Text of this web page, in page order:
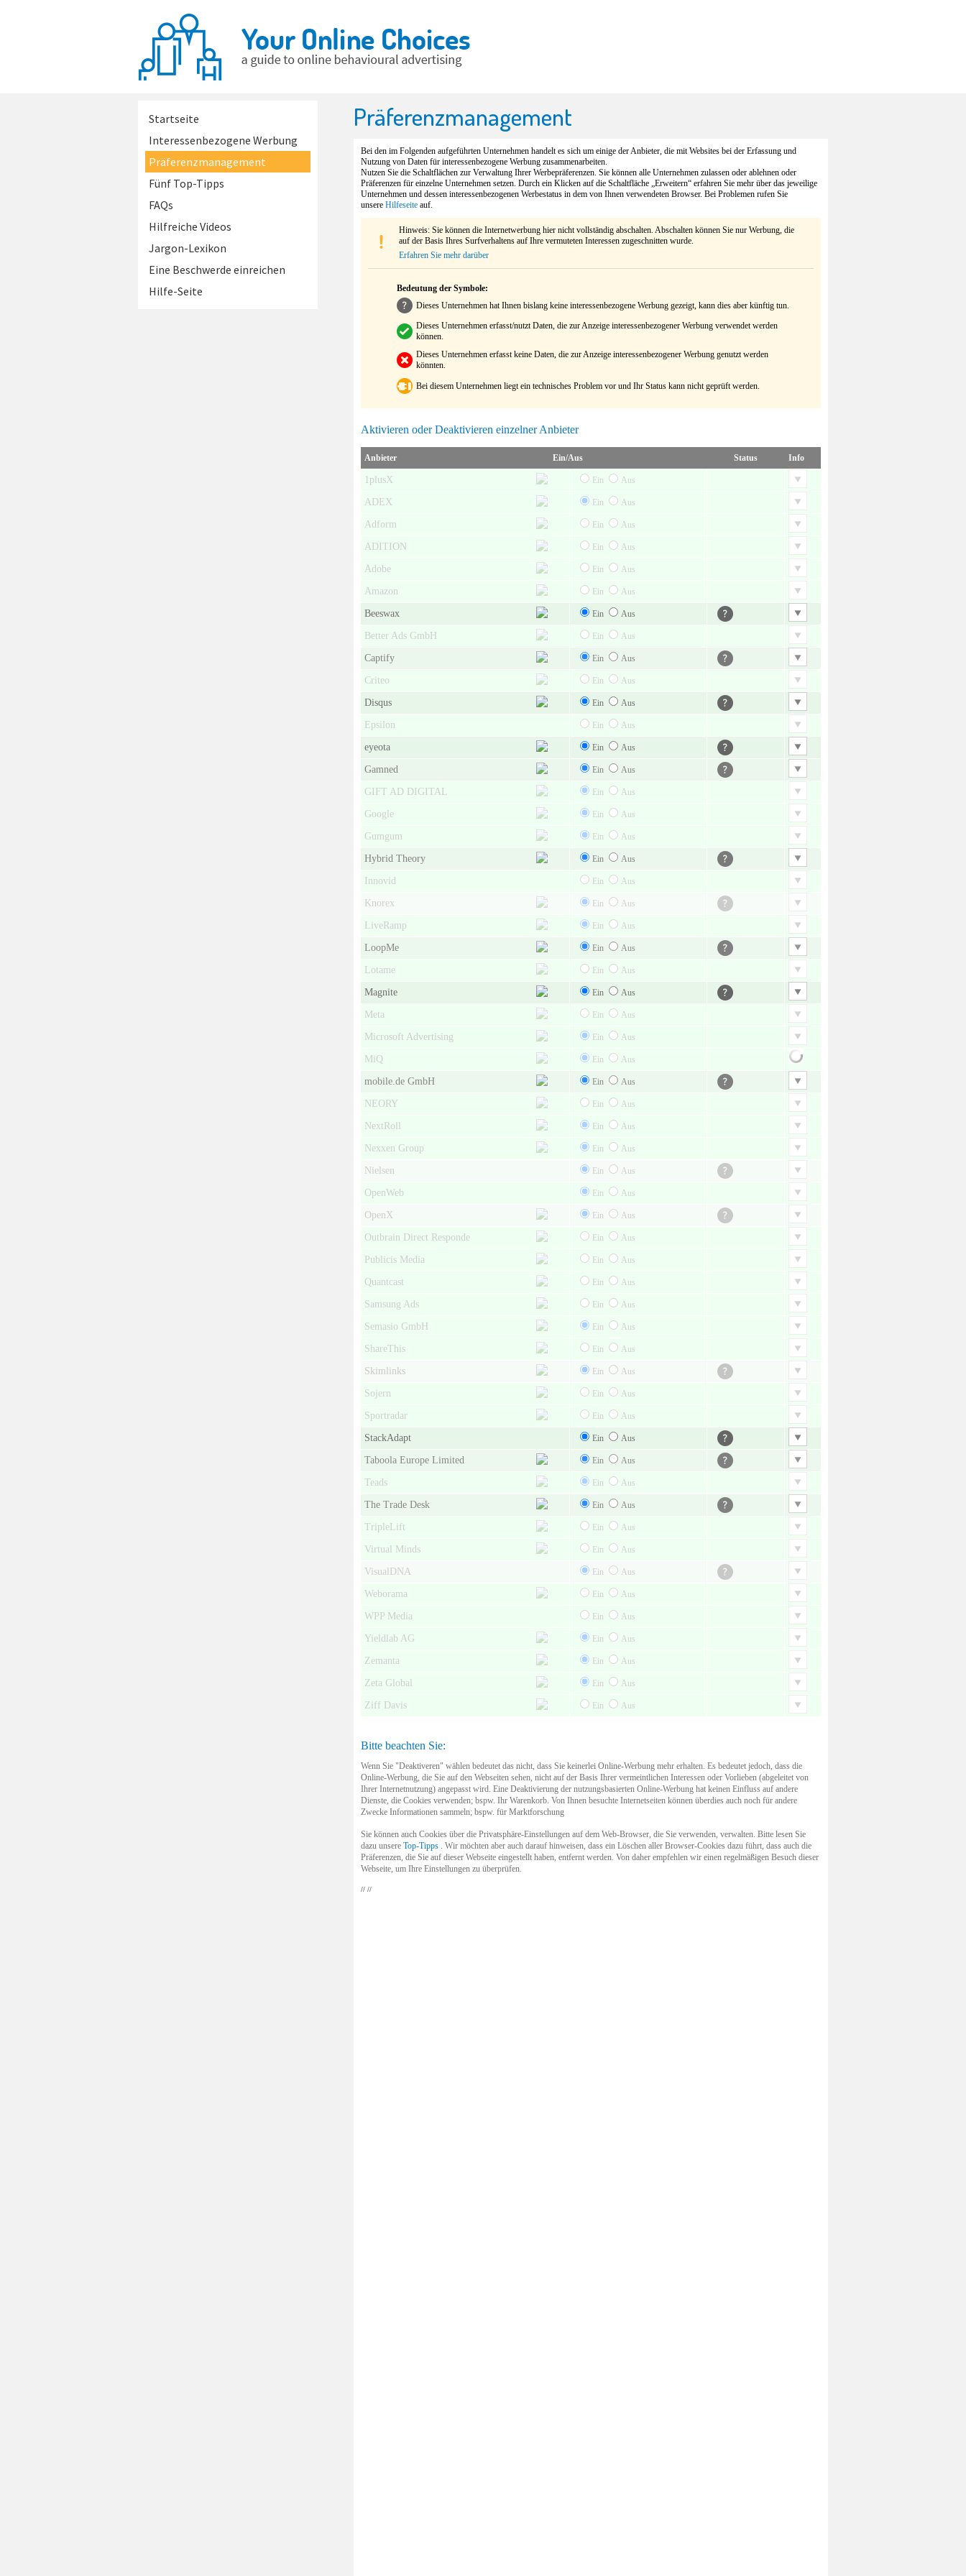
Startseite
Interessenbezogene Werbung
Präferenzmanagement
Fünf Top-Tipps
FAQs
Hilfreiche Videos
Jargon-Lexikon
Eine Beschwerde einreichen
Hilfe-Seite
Präferenzmanagement
Bei den im Folgenden aufgeführten Unternehmen handelt es sich um einige der Anbieter, die mit Websites bei der Erfassung und
Nutzung von Daten für interessenbezogene Werbung zusammenarbeiten.
Nutzen Sie die Schaltflächen zur Verwaltung Ihrer Werbepräferenzen. Sie können alle Unternehmen zulassen oder ablehnen oder
Präferenzen für einzelne Unternehmen setzen. Durch ein Klicken auf die Schaltfläche „Erweitern“ erfahren Sie mehr über das jeweilige
Unternehmen und dessen interessenbezogenen Werbestatus in dem von Ihnen verwendeten Browser. Bei Problemen rufen Sie
unsere Hilfeseite auf.
Hinweis: Sie können die Internetwerbung hier nicht vollständig abschalten. Abschalten können Sie nur Werbung, die
auf der Basis Ihres Surfverhaltens auf Ihre vermuteten Interessen zugeschnitten wurde.
Erfahren Sie mehr darüber
Bedeutung der Symbole:
Dieses Unternehmen hat Ihnen bislang keine interessenbezogene Werbung gezeigt, kann dies aber künftig tun.
Dieses Unternehmen erfasst/nutzt Daten, die zur Anzeige interessenbezogener Werbung verwendet werden
können.
Dieses Unternehmen erfasst keine Daten, die zur Anzeige interessenbezogener Werbung genutzt werden
könnten.
Bei diesem Unternehmen liegt ein technisches Problem vor und Ihr Status kann nicht geprüft werden.